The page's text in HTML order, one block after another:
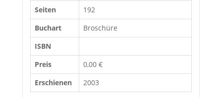
Seiten
192
Buchart
Broschüre
ISBN
Preis
0,00 €
Erschienen
2003